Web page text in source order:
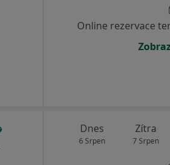
Online rezervace
Dnes
6 Srpen
Zítra
7 Srpen